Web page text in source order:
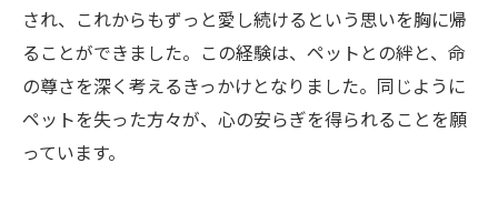
され、これからもずっと愛し続けるという思いを胸に帰
ることができました。この経験は、ペットとの絆と、命
の尊さを深く考えるきっかけとなりました。同じように
ペットを失った方々が、心の安らぎを得られることを願
っています。